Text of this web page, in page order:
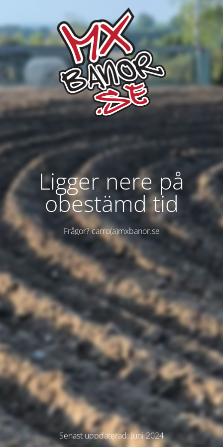
Ligger nere på
obestämd tid
Frågor? carro(a)mxbanor.se
Senast uppdaterad: Juni 2024